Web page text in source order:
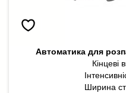
Автоматика для
Кінцеві
Ширина